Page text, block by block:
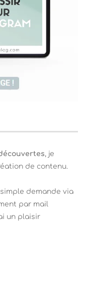
, je
de contenu.
demande via
par mail
un plaisir